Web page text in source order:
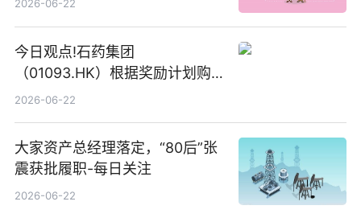
2026-06-22
今日观点!石药集团
（01093.HK）根据奖励计划购
回580万股
2026-06-22
大家资产总经理落定，“80后”张
震获批履职-每日关注
2026-06-22